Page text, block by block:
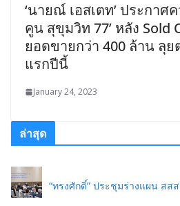
‘นายณ์ เอสเตท’ ประกาศ
คูน สุขุมวิท 77’ หลัง Sold
ยอดขายกว่า 400 ล้าน ลุย
แรกปีนี้
January 24, 2023
ล่าสุด
“ทรงศักดิ์” ประชุมร่างแผน สส